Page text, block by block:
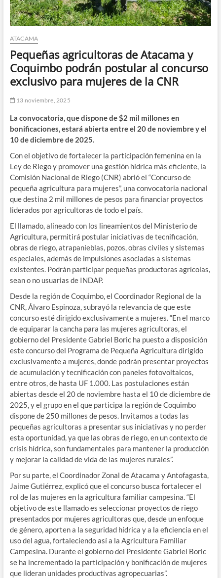
ATACAMA
Pequeñas agricultoras de Atacama y
Coquimbo podrán postular al concurso
exclusivo para mujeres de la CNR
13 noviembre, 2025
La convocatoria, que dispone de $2 mil millones en
bonificaciones, estará abierta entre el 20 de noviembre y el
10 de diciembre de 2025.
Con el objetivo de fortalecer la participación femenina en la
Ley de Riego y promover una gestión hídrica más eficiente, la
Comisión Nacional de Riego (CNR) abrió el “Concurso de
pequeña agricultura para mujeres”, una convocatoria nacional
que destina 2 mil millones de pesos para financiar proyectos
liderados por agricultoras de todo el país.
El llamado, alineado con los lineamientos del Ministerio de
Agricultura, permitirá postular iniciativas de tecnificación,
obras de riego, atrapanieblas, pozos, obras civiles y sistemas
especiales, además de impulsiones asociadas a sistemas
existentes. Podrán participar pequeñas productoras agrícolas,
sean o no usuarias de INDAP.
Desde la región de Coquimbo, el Coordinador Regional de la
CNR, Álvaro Espinoza, subrayó la relevancia de que este
concurso esté dirigido exclusivamente a mujeres. “En el marco
de equiparar la cancha para las mujeres agricultoras, el
gobierno del Presidente Gabriel Boric ha puesto a disposición
este concurso del Programa de Pequeña Agricultura dirigido
exclusivamente a mujeres, donde podrán presentar proyectos
de acumulación y tecnificación con paneles fotovoltaicos,
entre otros, de hasta UF 1.000. Las postulaciones están
abiertas desde el 20 de noviembre hasta el 10 de diciembre de
2025, y el grupo en el que participa la región de Coquimbo
dispone de 250 millones de pesos. Invitamos a todas las
pequeñas agricultoras a presentar sus iniciativas y no perder
esta oportunidad, ya que las obras de riego, en un contexto de
crisis hídrica, son fundamentales para mantener la producción
y mejorar la calidad de vida de las mujeres rurales”.
Por su parte, el Coordinador Zonal de Atacama y Antofagasta,
Jaime Gutiérrez, explicó que el concurso busca fortalecer el
rol de las mujeres en la agricultura familiar campesina. “El
objetivo de este llamado es seleccionar proyectos de riego
presentados por mujeres agricultoras que, desde un enfoque
de género, aporten a la seguridad hídrica y a la eficiencia en el
uso del agua, fortaleciendo así a la Agricultura Familiar
Campesina. Durante el gobierno del Presidente Gabriel Boric
se ha incrementado la participación y bonificación de mujeres
que lideran unidades productivas agropecuarias”.